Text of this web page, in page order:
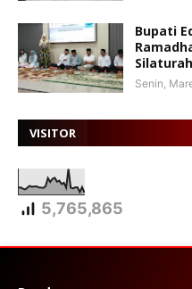
Bupati
Senin,
VISITOR
5,765,865